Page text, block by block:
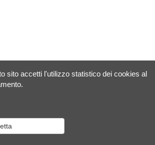
sito accetti l'utilizzo statistico dei cookies al